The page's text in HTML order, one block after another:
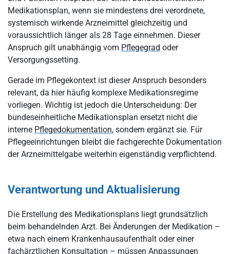
Medikationsplan, wenn sie mindestens drei verordnete,
systemisch wirkende Arzneimittel gleichzeitig und
voraussichtlich länger als 28 Tage einnehmen. Dieser
Anspruch gilt unabhängig vom Pflegegrad oder
Versorgungssetting.
Gerade im Pflegekontext ist dieser Anspruch besonders
relevant, da hier häufig komplexe Medikationsregime
vorliegen. Wichtig ist jedoch die Unterscheidung: Der
bundeseinheitliche Medikationsplan ersetzt nicht die
interne Pflegedokumentation, sondern ergänzt sie. Für
Pflegeeinrichtungen bleibt die fachgerechte Dokumentation
der Arzneimittelgabe weiterhin eigenständig verpflichtend.
Verantwortung und Aktualisierung
Die Erstellung des Medikationsplans liegt grundsätzlich
beim behandelnden Arzt. Bei Änderungen der Medikation –
etwa nach einem Krankenhausaufenthalt oder einer
fachärztlichen Konsultation – müssen Anpassungen